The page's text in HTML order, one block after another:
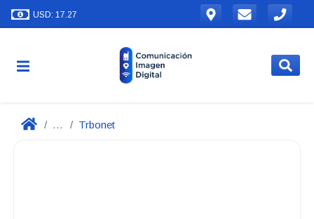
USD: 17.27
... Trbonet